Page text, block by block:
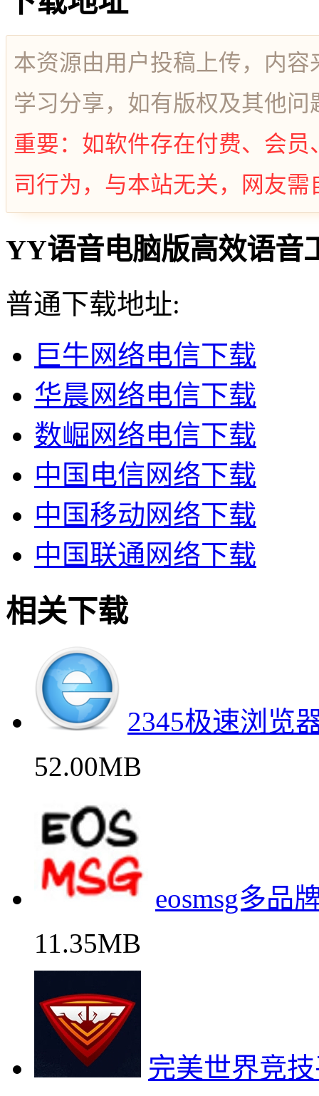
本资源由用户投稿上传，内
学习分享，如有版权及其他
重要：如软件存在付费、会
司行为，与本站无关，网友需
YY语音电脑版高效语音
普通下载地址:
巨牛网络电信下载
华晨网络电信下载
数崛网络电信下载
中国电信网络下载
中国移动网络下载
中国联通网络下载
相关下载
2345极速浏览
52.00MB
eosmsg多品
11.35MB
完美世界竞